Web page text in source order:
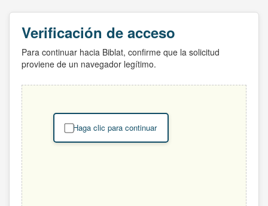
Verificación de acceso
Para continuar hacia Biblat, confirme que la solicitud
proviene de un navegador legítimo.
Haga clic para continuar